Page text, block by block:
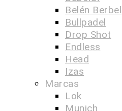
Belén Berbel
Bullpadel
Drop Shot
Endless
Head
Izas
Marcas
Lok
Munich